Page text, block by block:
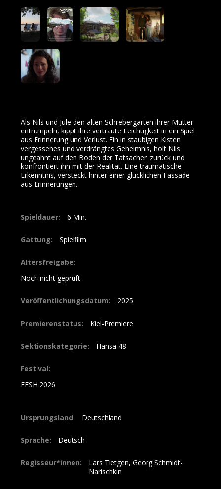
Als Nils und Jule den alten Schrebergarten ihrer Mutter
entrümpeln, kippt ihre vertraute Leichtigkeit in ein Spiel
aus Erinnerung und Verlust. Ein in staubigen Kisten
vergessenes und verdrängtes Geheimnis, holt Nils
ungeahnt auf den Boden der Tatsachen zurück und
konfrontiert ihn mit der Realität. Eine traumatische
Erkenntnis, versteckt hinter einer glücklichen Fassade
aus Erinnerungen.
Spieldauer: 6
Gattung: Spielfilm
Altersfreigabe:
Noch nicht geprüft
Veröffentlichungsdatum: 2025
Premierenstatus: Kiel-Premiere
Sektionskategorie: Hansa 48
Festival:
FFSH 2026
Ursprungsland: Deutschland
Sprache: Deutsch
Regisseur*innen:
Lars Tietgen, Georg Schmidt-
Narischkin